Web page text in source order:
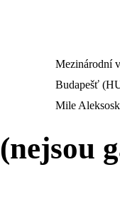
Mezinárodní
Budapešť
Mile